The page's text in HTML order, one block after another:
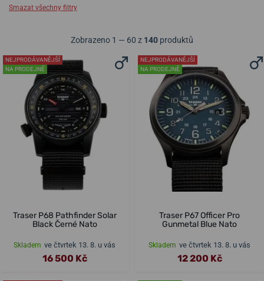
Smazat všechny filtry
Zobrazeno 1 — 60 z 140 produktů
NEJPRODÁVANĚJŠÍ
NA PRODEJNĚ
Traser P68 Pathfinder Solar
Black Černé Nato
Skladem ve čtvrtek 13. 8. u vás
16 500 Kč
NEJPRODÁVANĚJŠÍ
NA PRODEJNĚ
Traser P67 Officer Pro
Gunmetal Blue Nato
Skladem ve čtvrtek 13. 8. u vás
12 200 Kč